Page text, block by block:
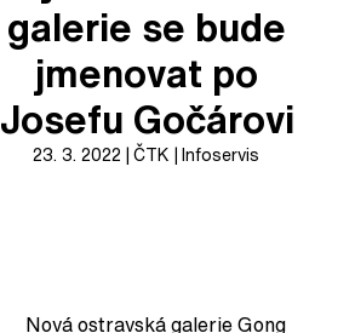
galerie se bude
jmenovat po
Josefu Gočárovi
23. 3. 2022 ČTK Infoservis